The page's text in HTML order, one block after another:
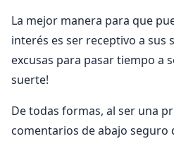
La mejor manera para que
interés es ser receptivo a sus
excusas para pasar tiempo a
suerte!
De todas formas, al ser una
comentarios de abajo seguro